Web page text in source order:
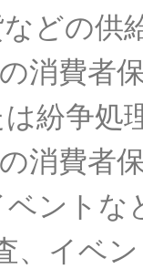
などの供
消費者
は紛争処
消費者
ベントな
、イベ